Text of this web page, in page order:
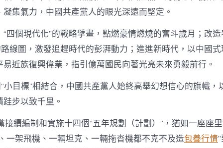
集氣力，中國共產黨人的眼光深遠而堅定。
四個現代化”的戰略擘畫，點燃豪情燃燒的奮斗歲月；改
路線圖，激發追趕時代的彭湃動力；進進新時代，以中國
近族復興偉業，指引億萬國民向著光亮未來勇毅前行。
小目標”相結合，中國共產黨人始終高舉幻想信心的旗幟，
步以致千里。
接續編制和實施十四個“五年規劃（計劃）”，猶如一座座
一架飛機、一輛坦克、一輛拖沓機都不克不及造包養行情